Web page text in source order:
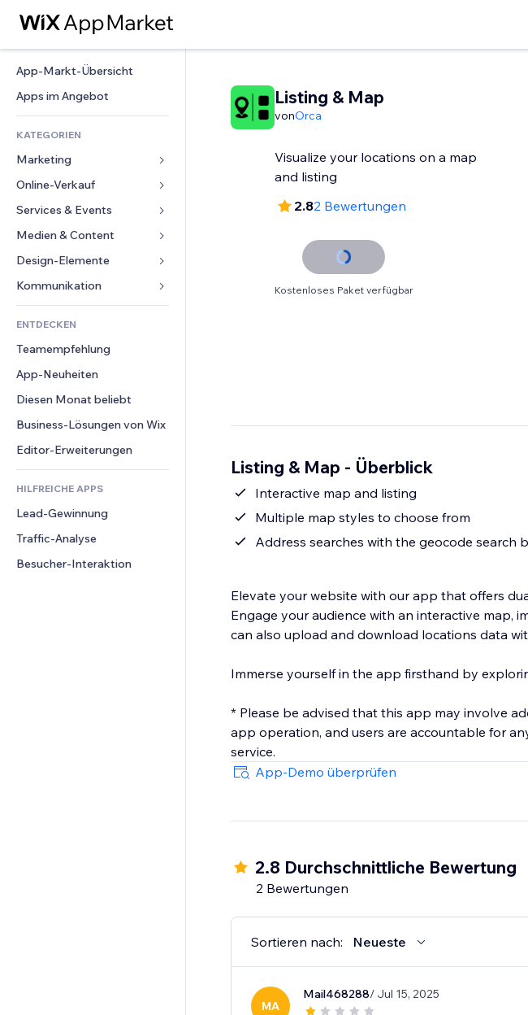
App-Markt-Übersicht
Apps im Angebot
KATEGORIEN
Marketing
Anzeigen
Mobil
Statistiken
Website-Einträge
E-Mail
Online-Verkauf
Apps für Shops
Versand & Lieferung
Verkaufen-Buttons
Buchhaltung
Gutscheine & Treuebonus
Lagerlösungen
Speisen & Getränke
Services & Events
Hotels
Events
Restaurants
Immobilien
Buchungen
Medien & Content
Galerie
Musik
Podcasts
Fotografie
Video
PDF
Dateifreigabe
News
Design-Elemente
Karten & Navigation
Datenschutz & Sicherheit
Uhr
Seiten-Vorlagen
Bildeffekte
Buttons & Menüs
Banner & Abzeichen
Taschenrechner
Suche
Wetter
Diagramme & Tabellen
Formulare
Umfragen
Chat
Kommentare
Telefon
Community
Bewertungen und Feedback
CRM
ENTDECKEN
Teamempfehlung
App-Neuheiten
Diesen Monat beliebt
Business-Lösungen von Wix
Editor-Erweiterungen
HILFREICHE APPS
Lead-Gewinnung
Traffic-Analyse
Besucher-Interaktion
Listing & Map
vonOrca
Visualize your locations on a map
and listing
2.82 Bewertungen
Kostenloses Paket verfügbar
Listing & Map - Überblick
Interactive map and listing
Multiple map styles to choose from
Address searches with the geocode search
Elevate your website with our app that offers
Engage your audience with an interactive map,
can also upload and download locations data
Immerse yourself in the app firsthand by
* Please be advised that this app may involve additional costs. A Mapbox
app operation, and users are accountable for
App-Demo überprüfen
2.8 Durchschnittliche Bewertung
2 Bewertungen
Sortieren nach: Neueste
MA
Mail468288/ Jul 15, 2025